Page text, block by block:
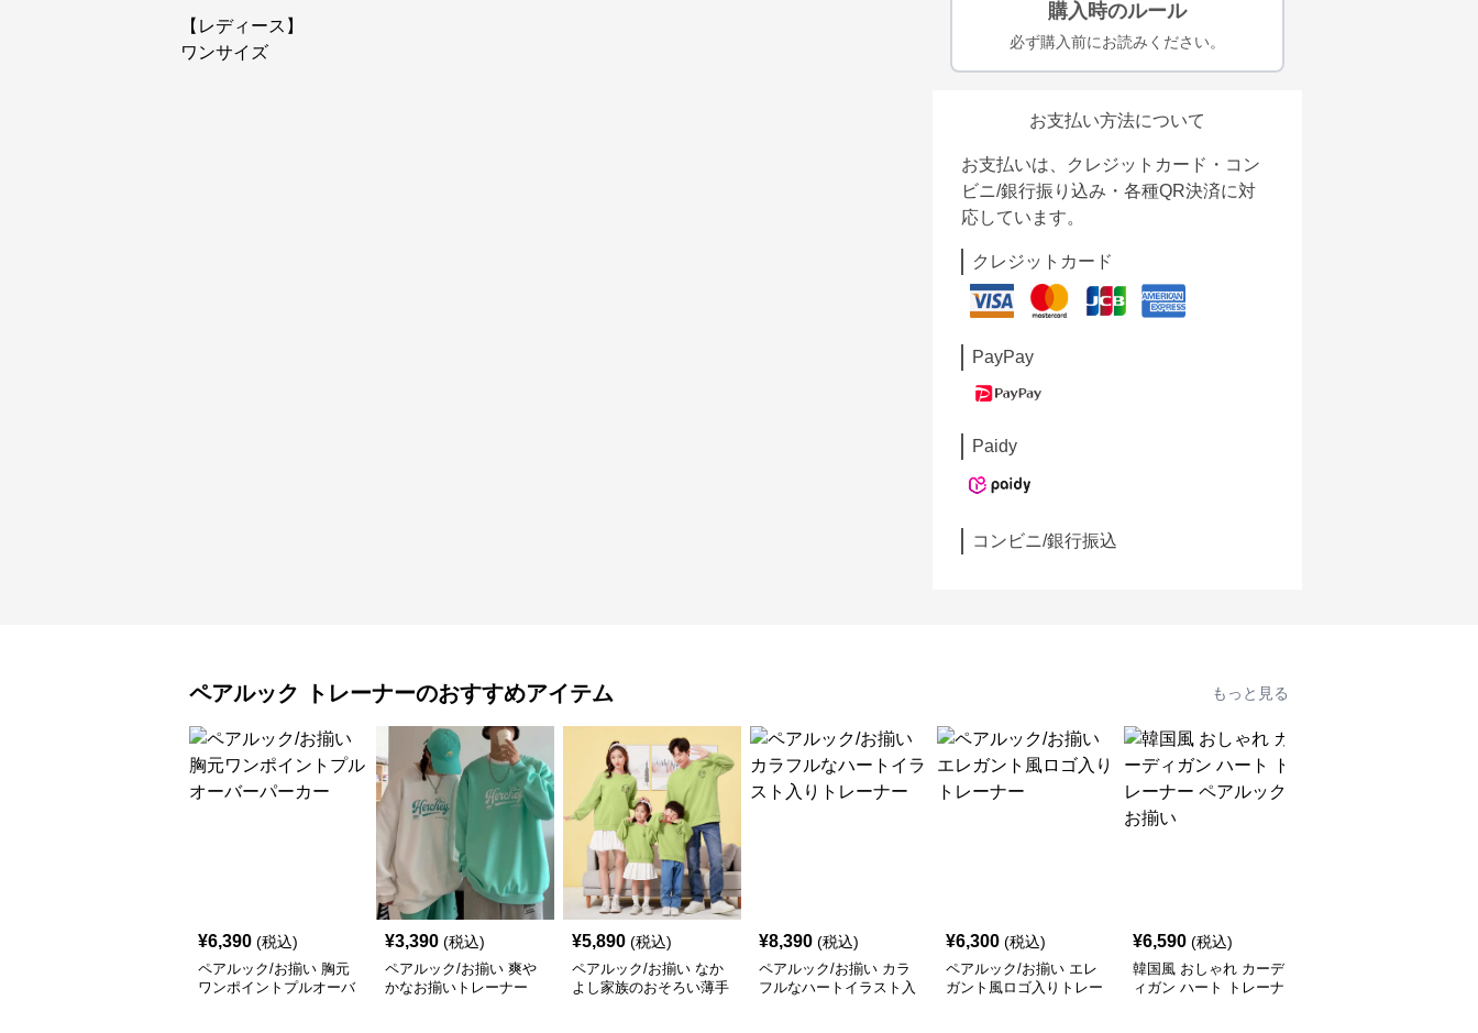
【レディース】
ワンサイズ
購入時のルール
必ず購入前にお読みください。
お支払い方法について
お支払いは、クレジットカード・コン
ビニ/銀行振り込み・各種QR決済に対
応しています。
クレジットカード
PayPay
Paidy
コンビニ/銀行振込
ペアルック トレーナーのおすすめアイテム もっと見る
¥6,390 (税込)
ペアルック/お揃い 胸元
ワンポイントプルオーバ
¥3,390 (税込)
ペアルック/お揃い 爽や
かなお揃いトレーナー
¥5,890 (税込)
ペアルック/お揃い なか
よし家族のおそろい薄手
¥8,390 (税込)
ペアルック/お揃い カラ
フルなハートイラスト入
¥6,300 (税込)
ペアルック/お揃い エレ
ガント風ロゴ入りトレー
¥6,590 (税込)
韓国風 おしゃれ カーデ
ィガン ハート トレーナ